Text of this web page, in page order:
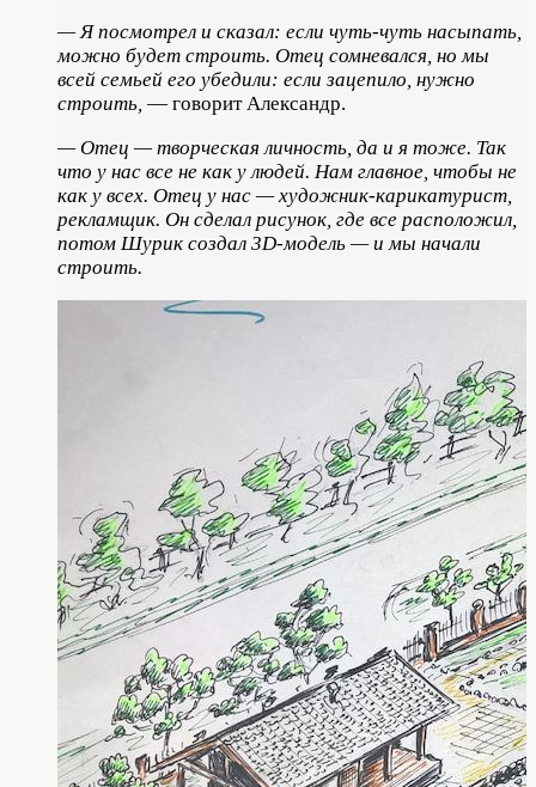
— Я посмотрел и сказал: если чуть-чуть насыпать,
можно будет строить. Отец сомневался, но мы
всей семьей его убедили: если зацепило, нужно
строить, — говорит Александр.
— Отец — творческая личность, да и я тоже. Так
что у нас все не как у людей. Нам главное, чтобы не
как у всех. Отец у нас — художник-карикатурист,
рекламщик. Он сделал рисунок, где все расположил,
потом Шурик создал 3D-модель — и мы начали
строить.